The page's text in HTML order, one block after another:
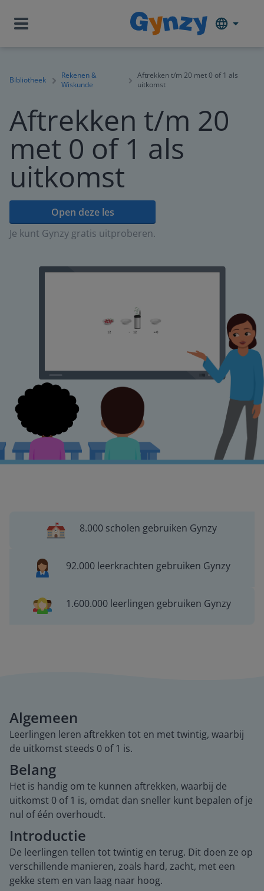
Bibliotheek
Rekenen &
Wiskunde
Aftrekken t/m 20 met 0 of 1 als
uitkomst
Aftrekken t/m 20
met 0 of 1 als
uitkomst
Open deze les
Je kunt Gynzy gratis uitproberen.
8.000 scholen gebruiken Gynzy
92.000 leerkrachten gebruiken Gynzy
1.600.000 leerlingen gebruiken Gynzy
Algemeen
Leerlingen leren aftrekken tot en met twintig, waarbij
de uitkomst steeds 0 of 1 is.
Belang
Het is handig om te kunnen aftrekken, waarbij de
uitkomst 0 of 1 is, omdat dan sneller kunt bepalen of je
nul of één overhoudt.
Introductie
De leerlingen tellen tot twintig en terug. Dit doen ze op
verschillende manieren, zoals hard, zacht, met een
gekke stem en van laag naar hoog.